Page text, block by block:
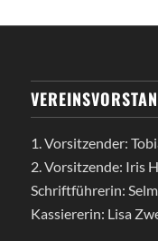
1. Vorsitzender:
2. Vorsitzende: Iris
Schriftführerin:
Kassiererin: Lisa